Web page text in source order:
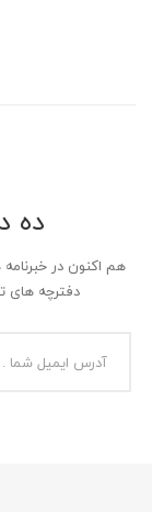
ده
هم اکنون در
دفترچه های